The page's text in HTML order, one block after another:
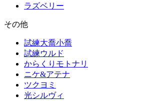
ラズベリー
その他
試練大喬小喬
試練ウルド
からくりモトナリ
ニケ&アテナ
ツクヨミ
光シルヴィ